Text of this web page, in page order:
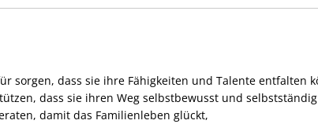
sorgen, dass sie ihre Fähigkeiten und Talente entfalten
dass sie ihren Weg selbstbewusst und
damit das Familienleben glückt,